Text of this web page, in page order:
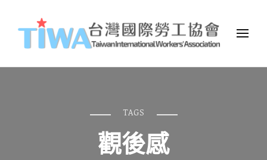
TIWA台灣國際勞工協會
台灣國際勞工協會（Taiwan International Workers
Association，簡稱TIWA），是全台第一個以國際移工為服務對象的
TAGS
觀後感